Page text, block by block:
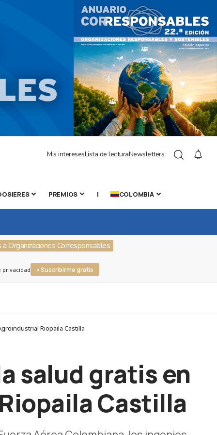
Mis interesesLista de lecturaNewsletters
PREMIOS | COLOMBIA
Organizaciones Corresponsables
privacidad » Suscribirme gratis
Riopaila Castilla
salud gratis en
Castilla